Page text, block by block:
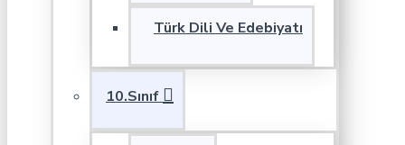
Türk Dili Ve Edebiyatı
10.Sınıf